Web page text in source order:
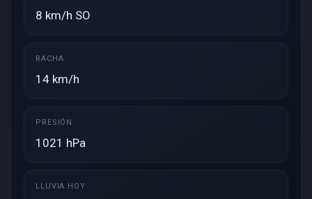
8 km/h SO
RACHA
14 km/h
PRESIÓN
1021 hPa
LLUVIA HOY